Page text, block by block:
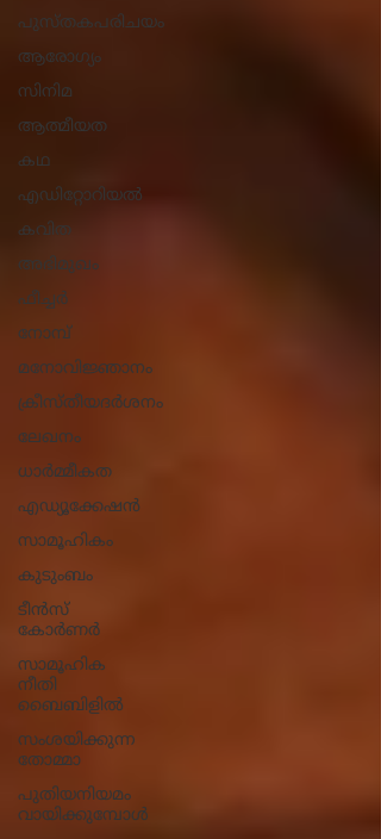
പുസ്തകപരിചയം
ആരോ​ഗ്യം
സിനിമ
ആത്മീയത
കഥ
എഡിറ്റോറിയൽ
കവിത
അഭിമുഖം
ഫീച്ചർ
നോമ്പ്
മനോവിജ്ഞാനം
ക്രീസ്തീയദർശനം
ലേഖനം
ധാ‍ർമ്മീകത
എഡ്യൂക്കേഷൻ
സാമൂഹികം
കുടുംബം
ടീൻസ്
കോർണർ
സാമൂഹിക
നീതി
ബൈബിളിൽ
സംശയിക്കുന്ന
തോമ്മാ
പുതിയനിയമം
വായിക്കുമ്പോൾ